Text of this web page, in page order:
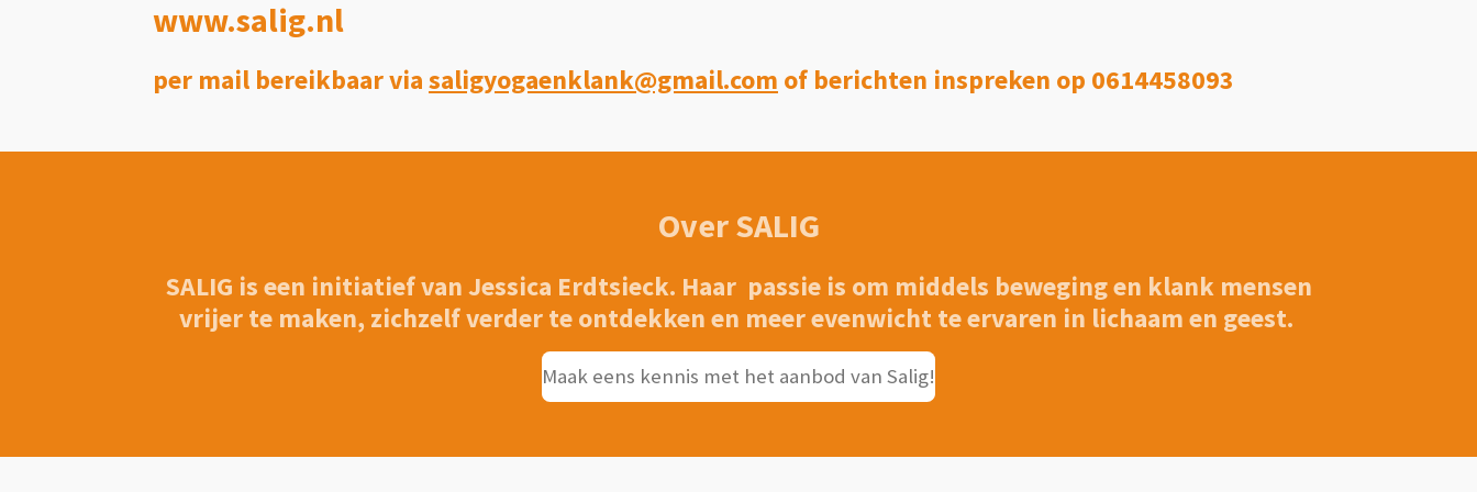
www.salig.nl
per mail bereikbaar via saligyogaenklank@gmail.com of berichten inspreken op 0614458093
Over SALIG
SALIG is een initiatief van Jessica Erdtsieck. Haar passie is om middels beweging en klank mensen
vrijer te maken, zichzelf verder te ontdekken en meer evenwicht te ervaren in lichaam en geest.
Maak eens kennis met het aanbod van Salig!